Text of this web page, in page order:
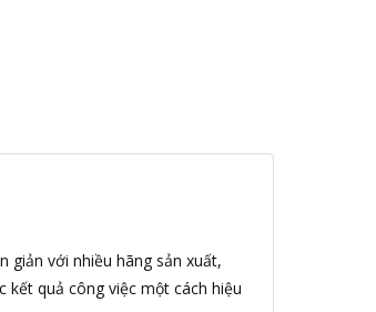
giản với nhiều hãng sản xuất,
quả công việc một cách hiệu